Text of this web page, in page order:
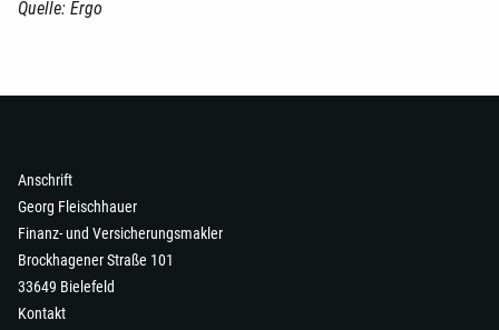
Quelle: Ergo
Anschrift
Georg Fleischhauer
Finanz- und Versicherungsmakler
Brockhagener Straße 101
33649 Bielefeld
Kontakt